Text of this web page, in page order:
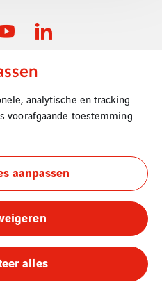
analytische en tracking
voorafgaande toestemming
aanpassen
alles